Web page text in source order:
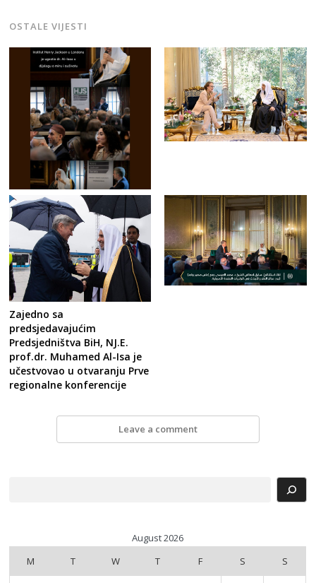
OSTALE VIJESTI
Zajedno sa
predsjedavajućim
Predsjedništva BiH, NJ.E.
prof.dr. Muhamed Al-Isa je
učestvovao u otvaranju Prve
regionalne konferencije
Leave a comment
August 2026
M
T W T F S S